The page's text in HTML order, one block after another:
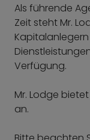
Als führende
Zeit steht Mr.
Verfügung.
Mr. Lodge
an.